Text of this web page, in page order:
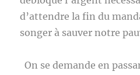
d’attendre la fin du
songer à sauver notre
On se demande en